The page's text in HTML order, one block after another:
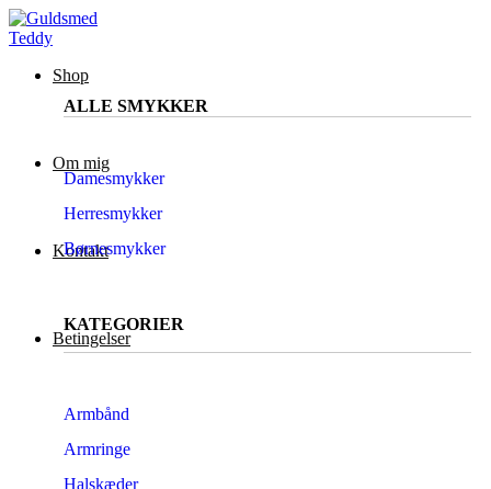
Shop
ALLE SMYKKER
Damesmykker
Herresmykker
Børnesmykker
KATEGORIER
Armbånd
Armringe
Halskæder
Om mig
Kontakt
Betingelser